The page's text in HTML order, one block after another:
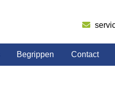
Begrippen Contact